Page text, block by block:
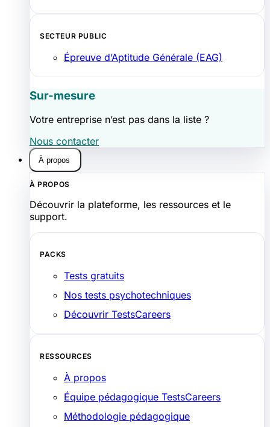
SECTEUR PUBLIC
Épreuve d’Aptitude Générale (EAG)
Sur-mesure
Votre entreprise n’est pas dans la liste ?
Nous contacter
À propos
À PROPOS
Découvrir la plateforme, les ressources et le
support.
PACKS
Tests gratuits
Nos tests psychotechniques
Découvrir TestsCareers
RESSOURCES
À propos
Équipe pédagogique TestsCareers
Méthodologie pédagogique